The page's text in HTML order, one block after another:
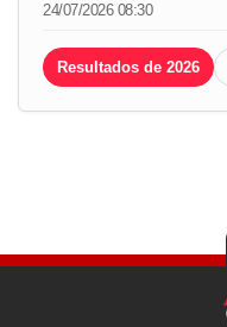
24/07/2026 08:30
Resultados de 2026